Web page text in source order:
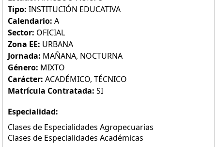
Tipo: INSTITUCIÓN EDUCATIVA
Calendario: A
Sector: OFICIAL
Zona EE: URBANA
Jornada: MAÑANA, NOCTURNA
Género: MIXTO
Carácter: ACADÉMICO, TÉCNICO
Matrícula Contratada: SI
Especialidad:
Clases de Especialidades Agropecuarias
Clases de Especialidades Académicas